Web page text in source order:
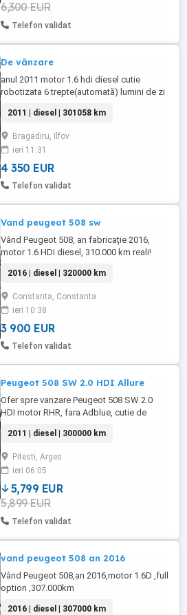
6,300 EUR
Telefon validat
De vânzare
anul 2011 motor 1.6 hdi diesel cutie
robotizata 6 trepte(automată) lumini de zi
stopuri led pe spate pilot automat clima 2
zone 4 geamuri electrice 2 chei senzori
parcare spate torpedou refrigerat
deschidere geamuri și închidere din
telecomanda preț 4350 euro neinteligibil ...
2011 | diesel | 301058 km
Bragadiru, Ilfov
ieri 11:31
4 350 EUR
Telefon validat
Vand peugeot 508 sw
Vând Peugeot 508, an fabricație 2016,
motor 1.6 HDi diesel, 310.000 km reali!
funcționare, întreținută regulat, fără
probleme tehnice. Cutie manuală. Dotări:
climatronic bi-zonă, senzori parcare, pilot
automat, geamuri electrice, jante aliaj,
interior curat și îngrijit. Ideală ...
2016 | diesel | 320000 km
Constanta, Constanta
ieri 10:38
3 900 EUR
Telefon validat
Peugeot 508 SW 2.0 HDI Allure
Ofer spre vanzare Peugeot 508 SW 2.0
HDI motor RHR, fara Adblue, cutie de
masina personala din 2021 fara probleme
majore. Revizia cu filtre, ulei + distributie,
pompa apa, curea de accesorii la
300000km Mecanica fata a fost verificata
si au fost schimbate ...
2011 | diesel | 300000 km
Pitesti, Arges
ieri 06:05
5,799 EUR
5,899 EUR
Telefon validat
vand peugeot 508 an 2016
Vând Peugeot 508,an 2016,motor 1.6D ,full
option ,307.000km
2016 | diesel | 307000 km